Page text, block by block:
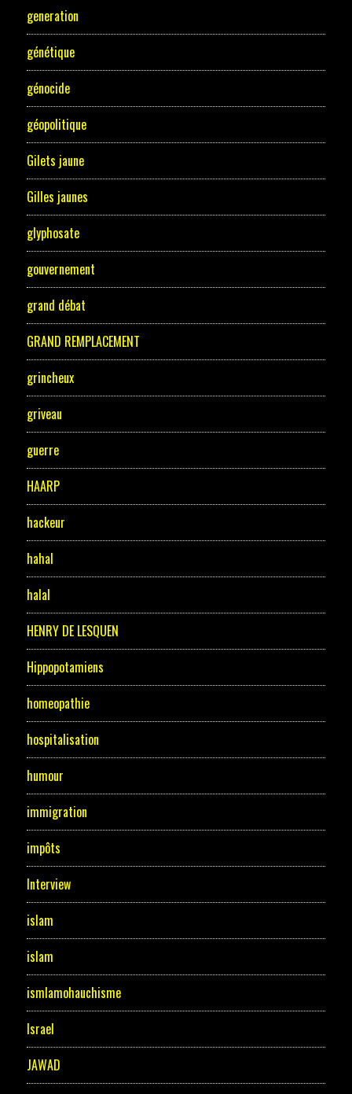
generation
génétique
génocide
géopolitique
Gilets jaune
Gilles jaunes
glyphosate
gouvernement
grand débat
GRAND REMPLACEMENT
grincheux
griveau
guerre
HAARP
hackeur
hahal
halal
HENRY DE LESQUEN
Hippopotamiens
homeopathie
hospitalisation
humour
immigration
impôts
Interview
islam
islam
ismlamohauchisme
Israel
JAWAD